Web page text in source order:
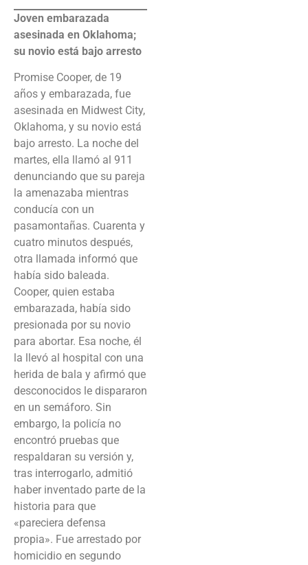
Joven embarazada
asesinada en Oklahoma;
su novio está bajo arresto
Promise Cooper, de 19
años y embarazada, fue
asesinada en Midwest City,
Oklahoma, y su novio está
bajo arresto. La noche del
martes, ella llamó al 911
denunciando que su pareja
la amenazaba mientras
conducía con un
pasamontañas. Cuarenta y
cuatro minutos después,
otra llamada informó que
había sido baleada.
Cooper, quien estaba
embarazada, había sido
presionada por su novio
para abortar. Esa noche, él
la llevó al hospital con una
herida de bala y afirmó que
desconocidos le dispararon
en un semáforo. Sin
embargo, la policía no
encontró pruebas que
respaldaran su versión y,
tras interrogarlo, admitió
haber inventado parte de la
historia para que
«pareciera defensa
propia». Fue arrestado por
homicidio en segundo